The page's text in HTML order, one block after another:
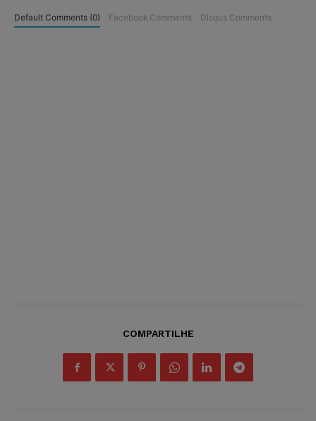
Default Comments (0) Facebook Comments Disqus Comments
COMPARTILHE